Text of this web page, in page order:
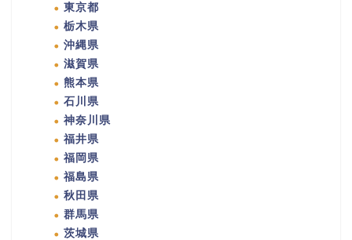
東京都
栃木県
沖縄県
滋賀県
熊本県
石川県
神奈川県
福井県
福岡県
福島県
秋田県
群馬県
茨城県